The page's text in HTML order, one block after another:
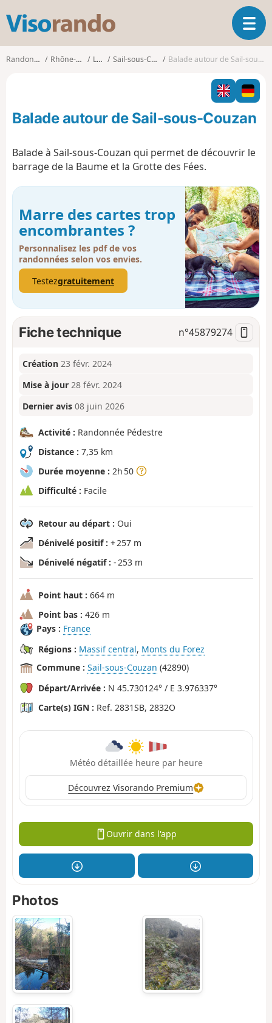
s
o
o
O
u
i
r
l
a
v
a
t
i
o
n
Randonnées Rhône-Alpes Loire Sail-sous-Couzan Balade autour de Sail-sous-Couzan
Balade autour de Sail-sous-Couzan
Balade à Sail-sous-Couzan qui permet de découvrir le
barrage de la Baume et la Grotte des Fées.
Marre des cartes trop
encombrantes ?
Personnalisez les pdf de vos
randonnées selon vos envies.
Testezgratuitement
Fiche technique n°45879274
Création 23 févr. 2024
Mise à jour 28 févr. 2024
Dernier avis 08 juin 2026
Activité : Randonnée Pédestre
Distance : 7,35 km
Durée moyenne : 2h 50
Difficulté : Facile
Retour au départ : Oui
Dénivelé positif : + 257 m
Dénivelé négatif : - 253 m
Point haut : 664 m
Point bas : 426 m
Pays : France
Régions : Massif central, Monts du Forez
Commune : Sail-sous-Couzan (42890)
Départ/Arrivée : N 45.730124° / E 3.976337°
Carte(s) IGN : Ref. 2831SB, 2832O
Météo détaillée heure par heure
Découvrez Visorando Premium
Ouvrir dans l'app
Photos